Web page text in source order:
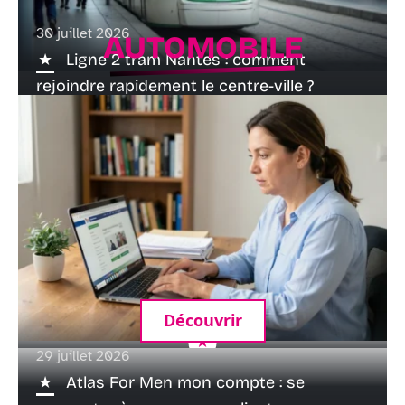
30 juillet 2026
Ligne 2 tram Nantes : comment
rejoindre rapidement le centre-ville ?
29 juillet 2026
Atlas For Men mon compte : se
AUTOMOBILE
Créer un compte sur ant gouvernement
pour permis et carte grise
Découvrir